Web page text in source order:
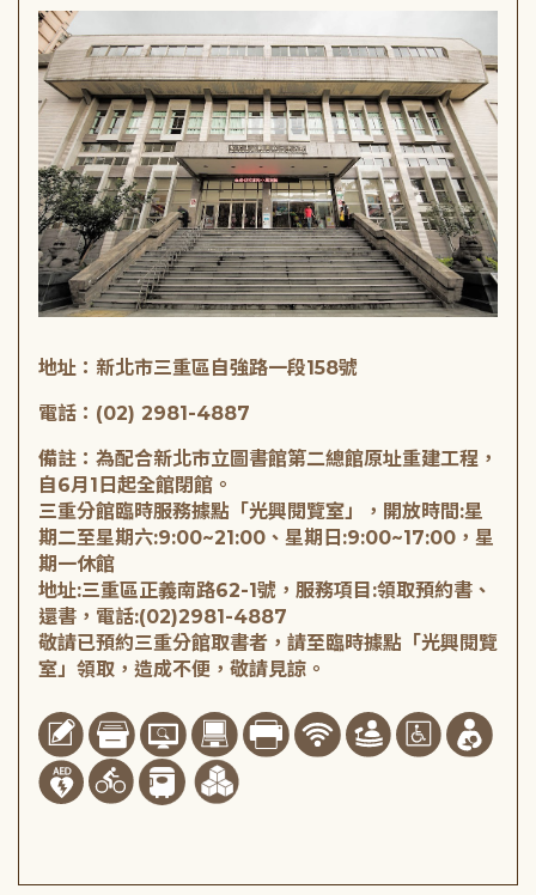
地址：新北市三重區自強路一段158號
電話：(02) 2981-4887
備註：為配合新北市立圖書館第二總館原址重建工程，
自6月1日起全館閉館。
三重分館臨時服務據點「光興閱覽室」，開放時間:星
期二至星期六:9:00~21:00、星期日:9:00~17:00，星
期一休館
地址:三重區正義南路62-1號，服務項目:領取預約書、
還書，電話:(02)2981-4887
敬請已預約三重分館取書者，請至臨時據點「光興閱覽
室」領取，造成不便，敬請見諒。